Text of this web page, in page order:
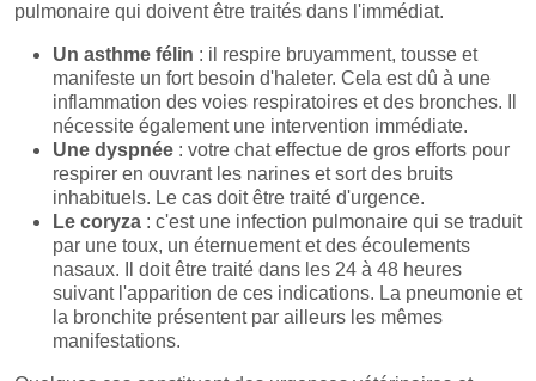
pulmonaire qui doivent être traités dans l'immédiat.
Un asthme félin : il respire bruyamment, tousse et
manifeste un fort besoin d'haleter. Cela est dû à une
inflammation des voies respiratoires et des bronches. Il
nécessite également une intervention immédiate.
Une dyspnée : votre chat effectue de gros efforts pour
respirer en ouvrant les narines et sort des bruits
inhabituels. Le cas doit être traité d'urgence.
Le coryza : c'est une infection pulmonaire qui se traduit
par une toux, un éternuement et des écoulements
nasaux. Il doit être traité dans les 24 à 48 heures
suivant l'apparition de ces indications. La pneumonie et
la bronchite présentent par ailleurs les mêmes
manifestations.